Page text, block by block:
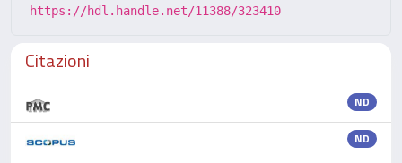
https://hdl.handle.net/11388/323410
Citazioni
ND
ND